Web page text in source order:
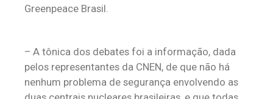
Greenpeace Brasil.
– A tônica dos debates foi a informação, dada
pelos representantes da CNEN, de que não há
nenhum problema de segurança envolvendo as